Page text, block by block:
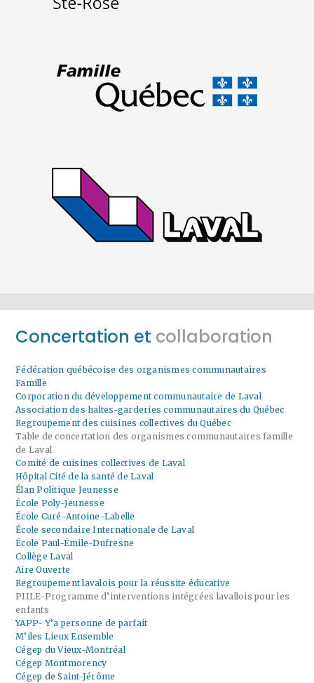
Concertation et collaboration
Fédération québécoise des organismes communautaires
Famille
Corporation du développement communautaire de Laval
Association des haltes-garderies communautaires du Québec
Regroupement des cuisines collectives du Québec
Table de concertation des organismes communautaires famille
de Laval
Comité de cuisines collectives de Laval
Hôpital Cité de la santé de Laval
Élan Politique Jeunesse
École Poly-Jeunesse
École Curé-Antoine-Labelle
École secondaire Internationale de Laval
École Paul-Émile-Dufresne
Collège Laval
Aire Ouverte
Regroupement lavalois pour la réussite éducative
PIILE-Programme d’interventions intégrées lavallois pour les
enfants
YAPP- Y’a personne de parfait
M’iles Lieux Ensemble
Cégep du Vieux-Montréal
Cégep Montmorency
Cégep de Saint-Jérôme